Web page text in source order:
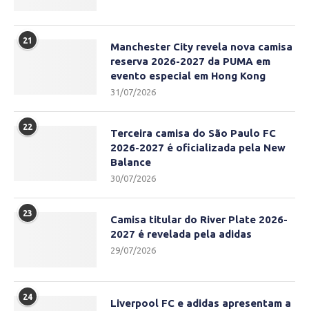
21
Manchester City revela nova camisa
reserva 2026-2027 da PUMA em
evento especial em Hong Kong
31/07/2026
22
Terceira camisa do São Paulo FC
2026-2027 é oficializada pela New
Balance
30/07/2026
23
Camisa titular do River Plate 2026-
2027 é revelada pela adidas
29/07/2026
24
Liverpool FC e adidas apresentam a